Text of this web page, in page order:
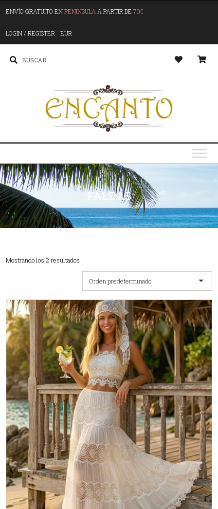
ENVÍO GRATUITO ENPENINSULA A PARTIR DE 70€
LOGIN / REGISTER EUR
FALDAS
Mostrando los 2 resultados
Orden predeterminado